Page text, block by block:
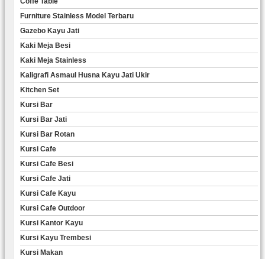
Furniture Stainless Model Terbaru
Gazebo Kayu Jati
Kaki Meja Besi
Kaki Meja Stainless
Kaligrafi Asmaul Husna Kayu Jati Ukir
Kitchen Set
Kursi Bar
Kursi Bar Jati
Kursi Bar Rotan
Kursi Cafe
Kursi Cafe Besi
Kursi Cafe Jati
Kursi Cafe Kayu
Kursi Cafe Outdoor
Kursi Kantor Kayu
Kursi Kayu Trembesi
Kursi Makan